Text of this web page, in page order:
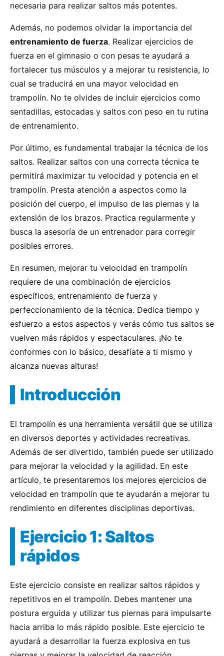
necesaria para realizar saltos más potentes.
Además, no podemos olvidar la importancia del
entrenamiento de fuerza. Realizar ejercicios de
fuerza en el gimnasio o con pesas te ayudará a
fortalecer tus músculos y a mejorar tu resistencia, lo
cual se traducirá en una mayor velocidad en
trampolín. No te olvides de incluir ejercicios como
sentadillas, estocadas y saltos con peso en tu rutina
de entrenamiento.
Por último, es fundamental trabajar la técnica de los
saltos. Realizar saltos con una correcta técnica te
permitirá maximizar tu velocidad y potencia en el
trampolín. Presta atención a aspectos como la
posición del cuerpo, el impulso de las piernas y la
extensión de los brazos. Practica regularmente y
busca la asesoría de un entrenador para corregir
posibles errores.
En resumen, mejorar tu velocidad en trampolín
requiere de una combinación de ejercicios
específicos, entrenamiento de fuerza y
perfeccionamiento de la técnica. Dedica tiempo y
esfuerzo a estos aspectos y verás cómo tus saltos se
vuelven más rápidos y espectaculares. ¡No te
conformes con lo básico, desafíate a ti mismo y
alcanza nuevas alturas!
Introducción
El trampolín es una herramienta versátil que se utiliza
en diversos deportes y actividades recreativas.
Además de ser divertido, también puede ser utilizado
para mejorar la velocidad y la agilidad. En este
artículo, te presentaremos los mejores ejercicios de
velocidad en trampolín que te ayudarán a mejorar tu
rendimiento en diferentes disciplinas deportivas.
Ejercicio 1: Saltos
rápidos
Este ejercicio consiste en realizar saltos rápidos y
repetitivos en el trampolín. Debes mantener una
postura erguida y utilizar tus piernas para impulsarte
hacia arriba lo más rápido posible. Este ejercicio te
ayudará a desarrollar la fuerza explosiva en tus